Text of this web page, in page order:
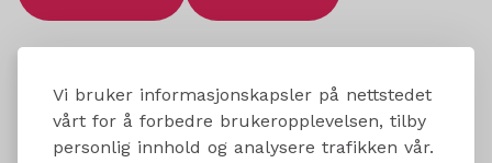
Vi bruker informasjonskapsler på nettstedet
vårt for å forbedre brukeropplevelsen, tilby
personlig innhold og analysere trafikken vår.